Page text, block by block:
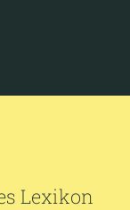
Lexikon